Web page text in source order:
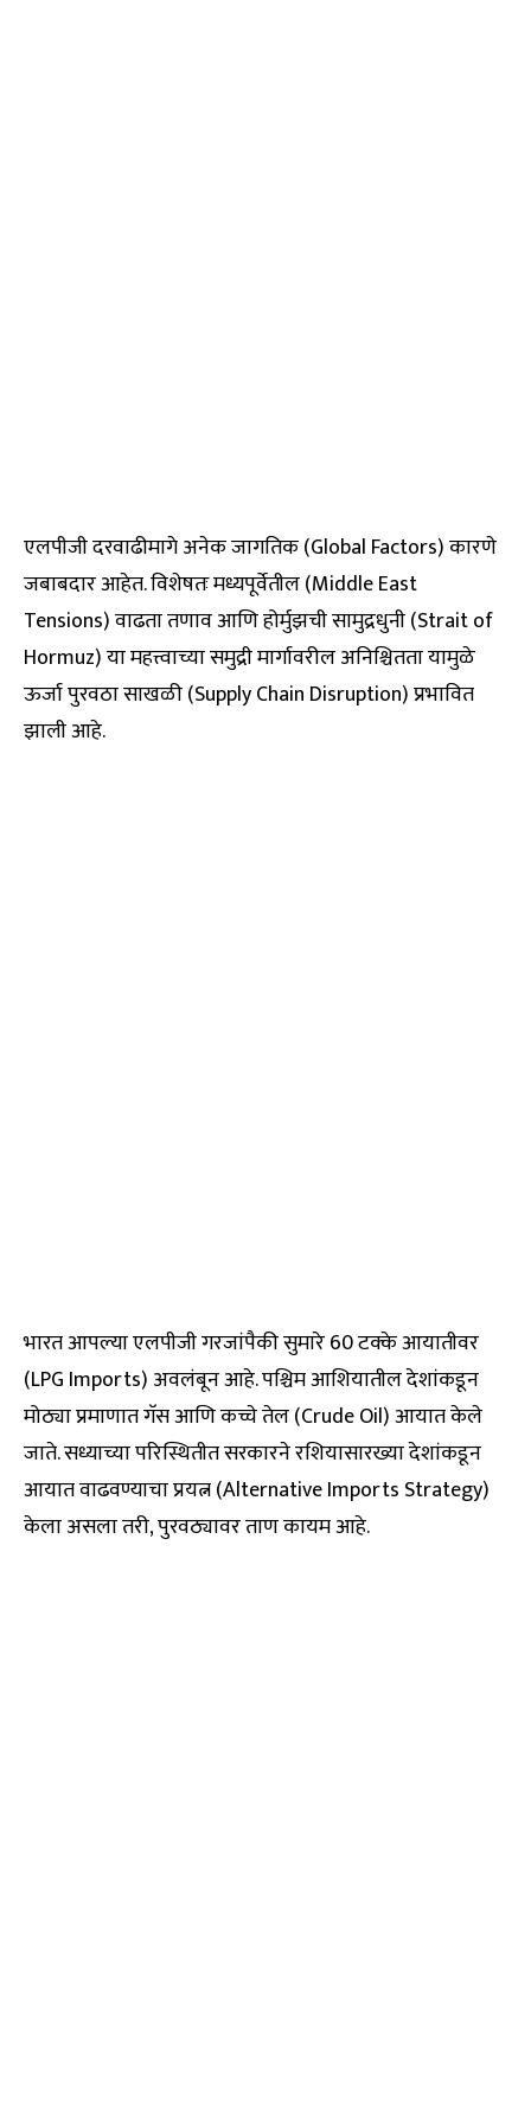
एलपीजी दरवाढीमागे अनेक जागतिक (Global Factors) कारणे
जबाबदार आहेत. विशेषतः मध्यपूर्वेतील (Middle East
Tensions) वाढता तणाव आणि होर्मुझची सामुद्रधुनी (Strait of
Hormuz) या महत्त्वाच्या समुद्री मार्गावरील अनिश्चितता यामुळे
ऊर्जा पुरवठा साखळी (Supply Chain Disruption) प्रभावित
झाली आहे.
भारत आपल्या एलपीजी गरजांपैकी सुमारे 60 टक्के आयातीवर
(LPG Imports) अवलंबून आहे. पश्चिम आशियातील देशांकडून
मोठ्या प्रमाणात गॅस आणि कच्चे तेल (Crude Oil) आयात केले
जाते. सध्याच्या परिस्थितीत सरकारने रशियासारख्या देशांकडून
आयात वाढवण्याचा प्रयत्न (Alternative Imports Strategy)
केला असला तरी, पुरवठ्यावर ताण कायम आहे.